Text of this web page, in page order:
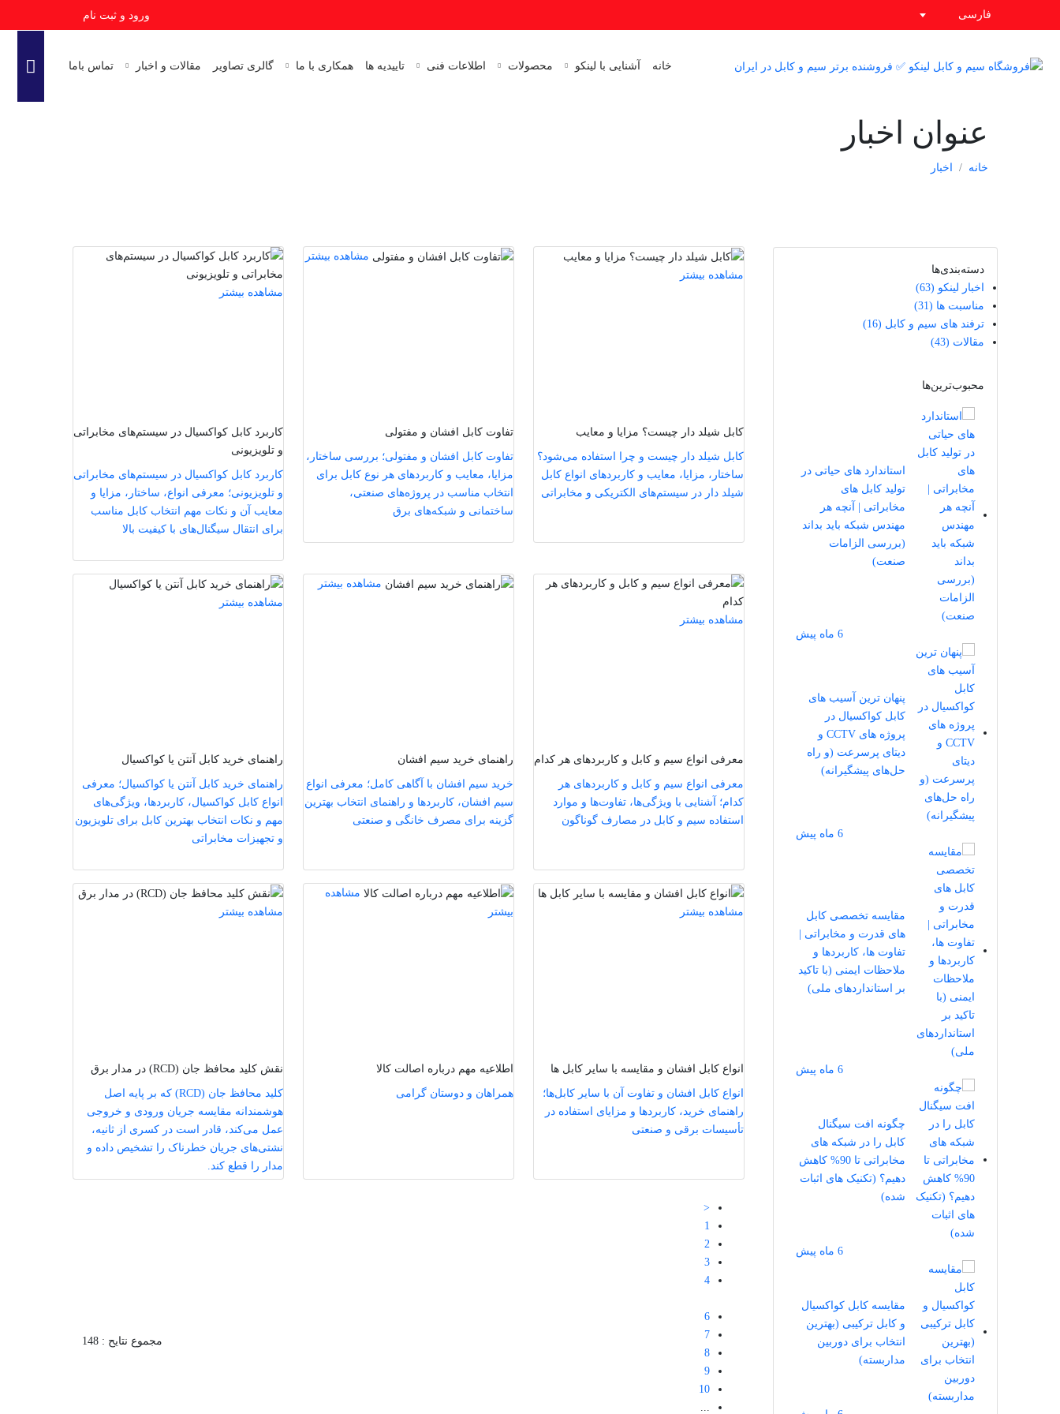
فارسی ورود و ثبت نام
خانه آشنایی با لینکو محصولات اطلاعات فنی تاییدیه ها همکاری با ما گالری تصاویر مقالات و اخبار تماس باما
عنوان اخبار
خانه اخبار
مشاهده بیشتر
کابل شیلد دار چیست؟ مزایا و معایب
کابل شیلد دار چیست و چرا استفاده می‌شود؟
ساختار، مزایا، معایب و کاربردهای انواع کابل
شیلد دار در سیستم‌های الکتریکی و مخابراتی
مشاهده بیشتر
تفاوت کابل افشان و مفتولی
تفاوت کابل افشان و مفتولی؛ بررسی ساختار،
مزایا، معایب و کاربردهای هر نوع کابل برای
انتخاب مناسب در پروژه‌های صنعتی،
ساختمانی و شبکه‌های برق
مشاهده بیشتر
کاربرد کابل کواکسیال در سیستم‌های مخابراتی
و تلویزیونی
کاربرد کابل کواکسیال در سیستم‌های مخابراتی
و تلویزیونی؛ معرفی انواع، ساختار، مزایا و
معایب آن و نکات مهم انتخاب کابل مناسب
برای انتقال سیگنال‌های با کیفیت بالا
مشاهده بیشتر
معرفی انواع سیم و کابل و کاربردهای هر کدام
معرفی انواع سیم و کابل و کاربردهای هر
کدام؛ آشنایی با ویژگی‌ها، تفاوت‌ها و موارد
استفاده سیم و کابل در مصارف گوناگون
مشاهده بیشتر
راهنمای خرید سیم افشان
خرید سیم افشان با آگاهی کامل؛ معرفی انواع
سیم افشان، کاربردها و راهنمای انتخاب بهترین
گزینه برای مصرف خانگی و صنعتی
مشاهده بیشتر
راهنمای خرید کابل آنتن یا کواکسیال
راهنمای خرید کابل آنتن یا کواکسیال؛ معرفی
انواع کابل کواکسیال، کاربردها، ویژگی‌های
مهم و نکات انتخاب بهترین کابل برای تلویزیون
و تجهیزات مخابراتی
مشاهده بیشتر
انواع کابل افشان و مقایسه با سایر کابل ها
انواع کابل افشان و تفاوت آن با سایر کابل‌ها؛
راهنمای خرید، کاربردها و مزایای استفاده در
تأسیسات برقی و صنعتی
مشاهده
بیشتر
اطلاعیه مهم درباره اصالت کالا
همراهان و دوستان گرامی
مشاهده بیشتر
نقش کلید محافظ جان (RCD) در مدار برق
کلید محافظ جان (RCD) که بر پایه اصل
هوشمندانه مقایسه جریان ورودی و خروجی
عمل می‌کند، قادر است در کسری از ثانیه،
نشتی‌های جریان خطرناک را تشخیص داده و
مدار را قطع کند.
<
1
2
3
4
6
7
8
9
10
...
مجموع نتایح : 148
دسته‌بندی‌ها
اخبار لینکو (63)
مناسبت ها (31)
ترفند های سیم و کابل (16)
مقالات (43)
محبوب‌ترین‌ها
استاندارد های حیاتی در
تولید کابل‌ های
مخابراتی | آنچه هر
مهندس شبکه باید بداند
(بررسی الزامات
صنعت)
6 ماه پیش
پنهان‌ ترین آسیب ‌های
کابل کواکسیال در
پروژه ‌های CCTV و
دیتای پرسرعت (و راه‌
حل‌های پیشگیرانه)
6 ماه پیش
مقایسه تخصصی کابل‌
های قدرت و مخابراتی |
تفاوت‌ ها، کاربردها و
ملاحظات ایمنی (با تاکید
بر استانداردهای ملی)
6 ماه پیش
چگونه افت سیگنال
کابل را در شبکه ‌های
مخابراتی تا 90% کاهش
دهیم؟ (تکنیک‌ های اثبات
شده)
6 ماه پیش
مقایسه کابل کواکسیال
و کابل ترکیبی (بهترین
انتخاب برای دوربین
مداربسته)